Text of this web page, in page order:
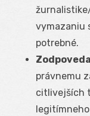
vymazaniu
potrebné.
právnemu
citlivejších